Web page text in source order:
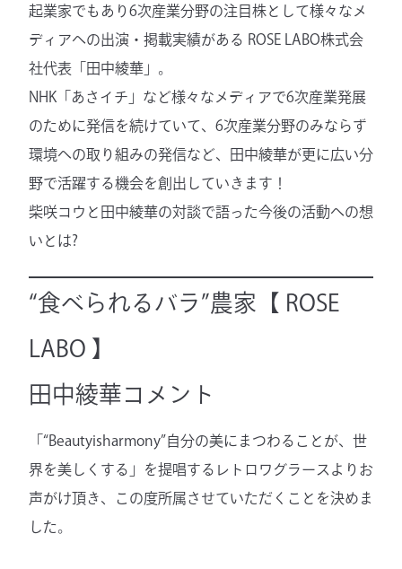
起業家でもあり6次産業分野の注目株として様々なメ
ディアへの出演・掲載実績がある ROSE LABO株式会
社代表「田中綾華」。
NHK「あさイチ」など様々なメディアで6次産業発展
のために発信を続けていて、6次産業分野のみならず
環境への取り組みの発信など、田中綾華が更に広い分
野で活躍する機会を創出していきます！
柴咲コウと田中綾華の対談で語った今後の活動への想
いとは?
“食べられるバラ”農家【 ROSE
LABO 】
田中綾華コメント
「“Beautyisharmony”自分の美にまつわることが、世
界を美しくする」を提唱するレトロワグラースよりお
声がけ頂き、この度所属させていただくことを決めま
した。